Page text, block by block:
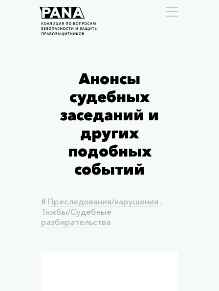
Анонсы
судебных
заседаний и
других
подобных
событий
# Преследования/нарушения ,
Тяжбы/Судебные
разбирательства